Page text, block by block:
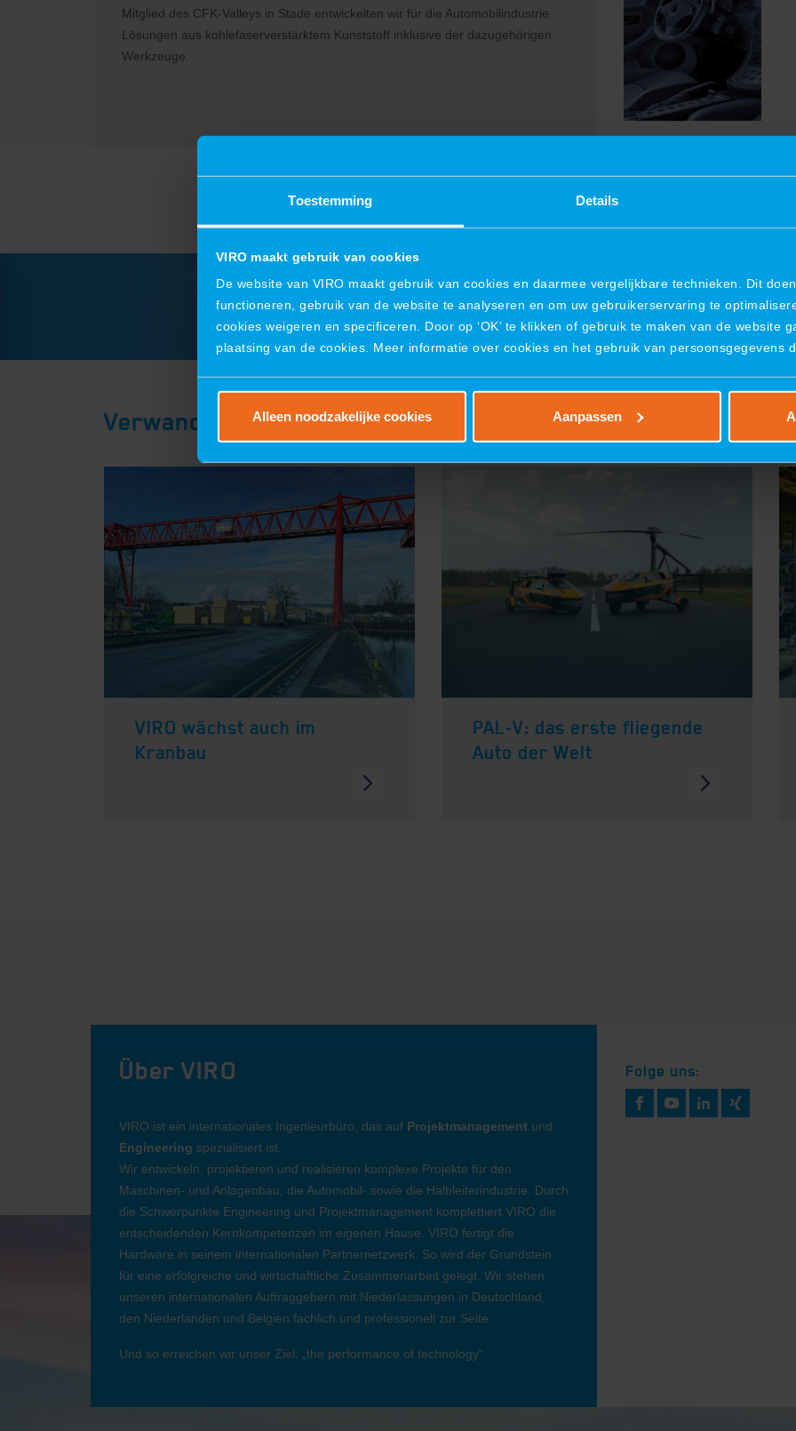
Toestemming Details
VIRO maakt gebruik van cookies
De website van VIRO maakt gebruik van cookies en daarmee vergelijkbare technieken. Dit
functioneren, gebruik van de website te analyseren en om uw gebruikerservaring te
cookies weigeren en specificeren. Door op ‘OK’ te klikken of gebruik te maken van de website
plaatsing van de cookies. Meer informatie over cookies en het gebruik van persoonsgegevens
Alleen noodzakelijke cookies Aanpassen
Mitglied des CFK-Valleys in Stade entwickelten wir für die Automobilindustrie
Lösungen aus kohlefaserverstärktem Kunststoff inklusive der dazugehörigen
Werkzeuge.
Verwandte Projekte
VIRO wächst auch im
Kranbau
PAL-V: das erste fliegende
Auto der Welt
Über VIRO
VIRO ist ein internationales Ingenieurbüro, das auf Projektmanagement und
Engineering spezialisiert ist.
Wir entwickeln, projektieren und realisieren komplexe Projekte für den
Maschinen- und Anlagenbau, die Automobil- sowie die Halbleiterindustrie. Durch
die Schwerpunkte Engineering und Projektmanagement komplettiert VIRO die
entscheidenden Kernkompetenzen im eigenen Hause. VIRO fertigt die
Hardware in seinem internationalen Partnernetzwerk. So wird der Grundstein
für eine erfolgreiche und wirtschaftliche Zusammenarbeit gelegt. Wir stehen
unseren internationalen Auftraggebern mit Niederlassungen in Deutschland,
den Niederlanden und Belgien fachlich und professionell zur Seite.
Und so erreichen wir unser Ziel: „the performance of technology“.
Folge uns: